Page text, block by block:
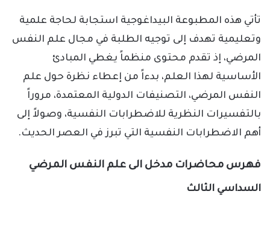
تأتي هذه المطبوعة البيداغوجية استجابة لحاجة علمية
وتعليمية تهدف إلى توجيه الطلبة في مجال علم النفس
المرضي، إذ تقدم محتوى منظماً يغطي المبادئ
الأساسية لهذا العلم، بدءاً من إعطاء نظرة حول علم
النفس المرضي، التصنيفات الدولية المعتمدة، مروراً
بالتفسيرات النظرية للاضطرابات النفسية، وصولاً إلى
أهم الاضطرابات النفسية التي تبرز في العصر الحديث.
فهرس محاضرات مدخل الى علم النفس المرضي
السداسي الثالث